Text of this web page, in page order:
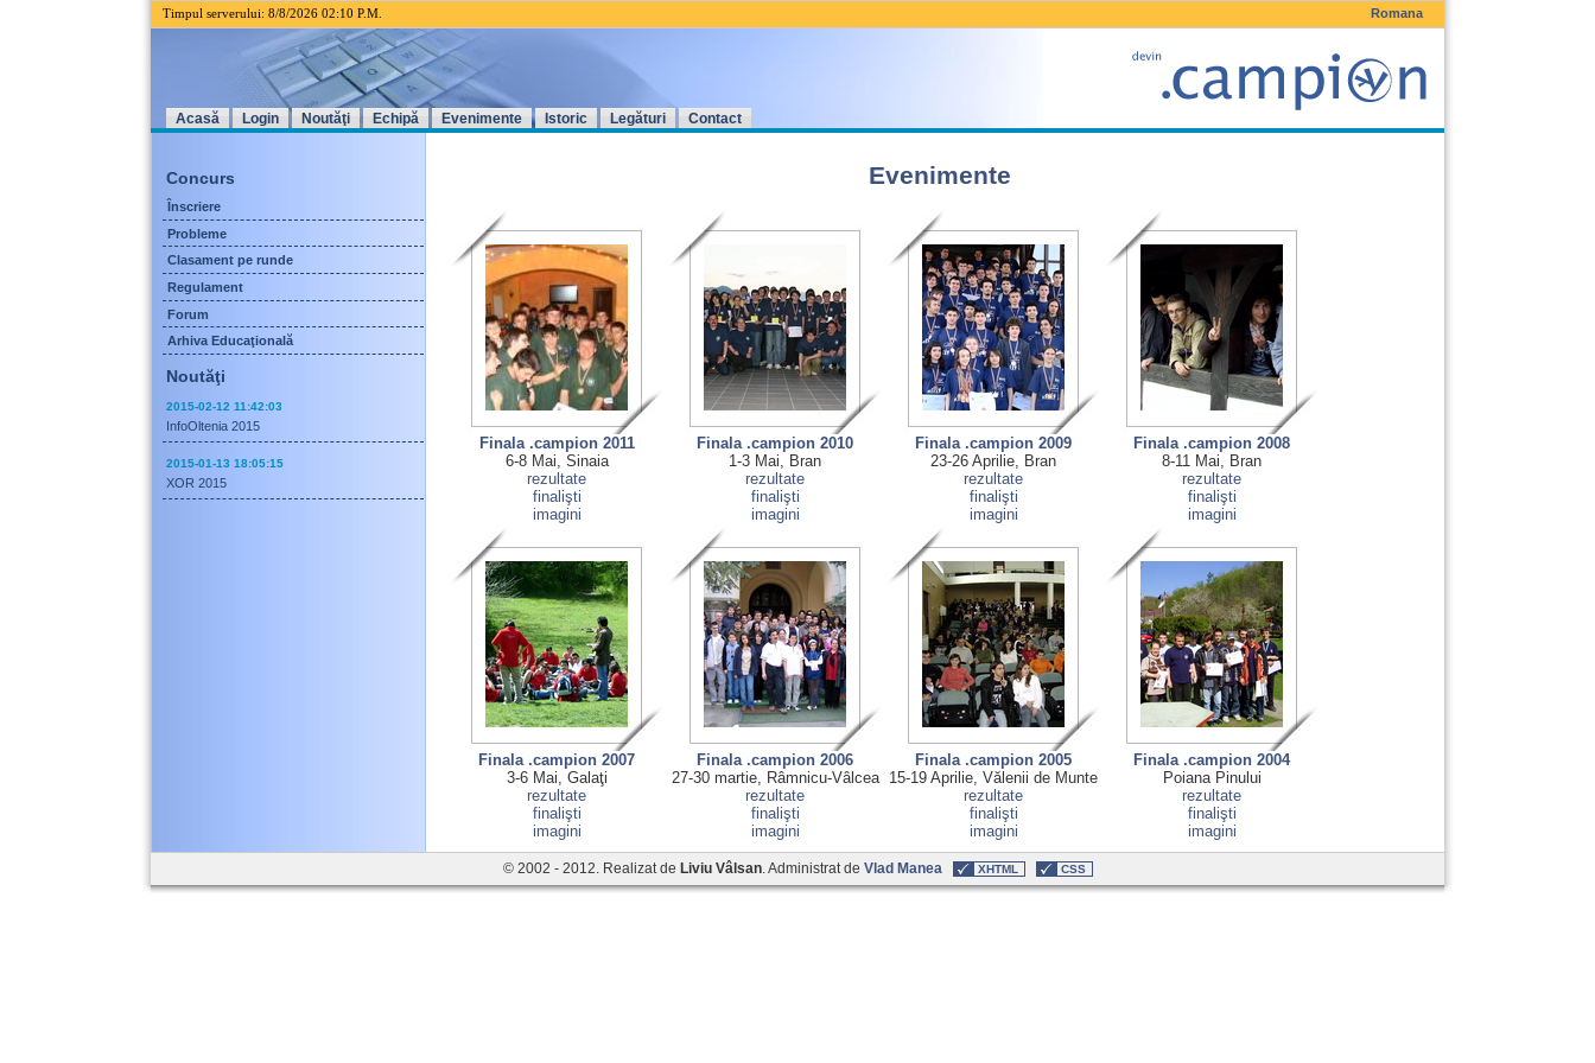
Timpul serverului: 8/8/2026 02:10 P.M. Romana
Acasă Login Noutăţi Echipă Evenimente Istoric Legături Contact
Concurs
Înscriere
Probleme
Clasament pe runde
Regulament
Forum
Arhiva Educaţională
Noutăţi
2015-02-12 11:42:03
InfoOltenia 2015
2015-01-13 18:05:15
XOR 2015
Evenimente
Finala .campion 2011
6-8 Mai, Sinaia
rezultate
finalişti
imagini
Finala .campion 2010
1-3 Mai, Bran
rezultate
finalişti
imagini
Finala .campion 2009
23-26 Aprilie, Bran
rezultate
finalişti
imagini
Finala .campion 2008
8-11 Mai, Bran
rezultate
finalişti
imagini
Finala .campion 2007
3-6 Mai, Galaţi
rezultate
finalişti
imagini
Finala .campion 2006
27-30 martie, Râmnicu-Vâlcea
rezultate
finalişti
imagini
Finala .campion 2005
15-19 Aprilie, Vălenii de Munte
rezultate
finalişti
imagini
Finala .campion 2004
Poiana Pinului
rezultate
finalişti
imagini
© 2002 - 2012. Realizat de Liviu Vâlsan. Administrat de Vlad Manea XHTML CSS